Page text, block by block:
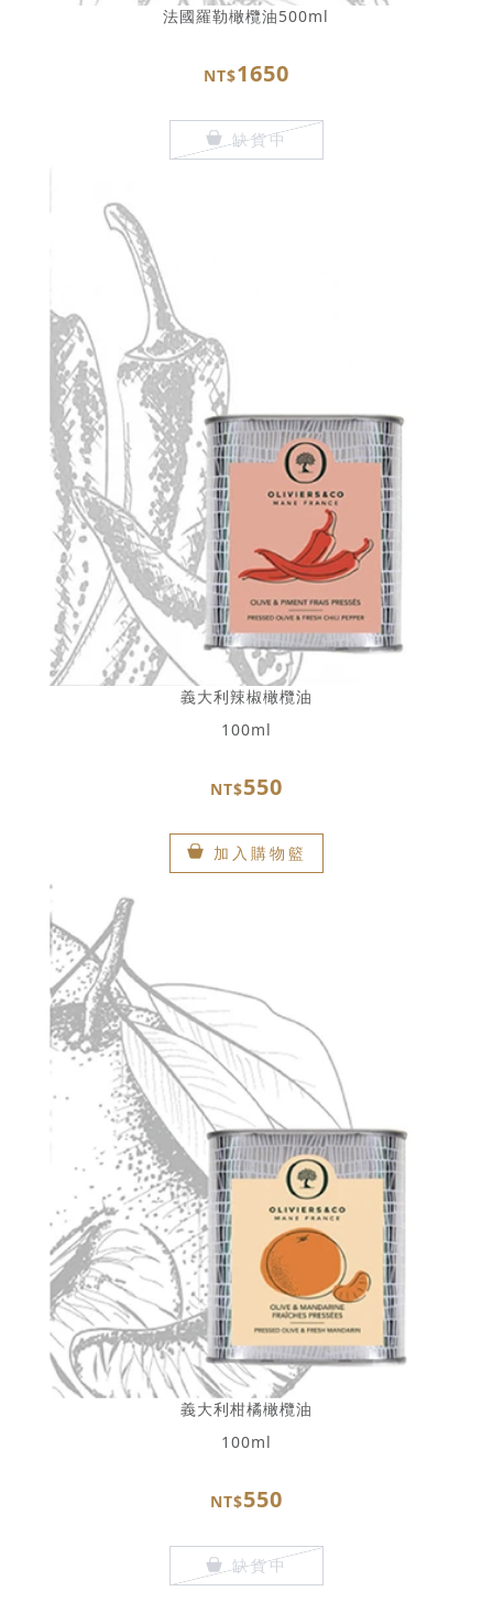
法國羅勒橄欖油500ml
NT$1650
缺貨中
義大利辣椒橄欖油
100ml
NT$550
加入購物籃
義大利柑橘橄欖油
100ml
NT$550
缺貨中